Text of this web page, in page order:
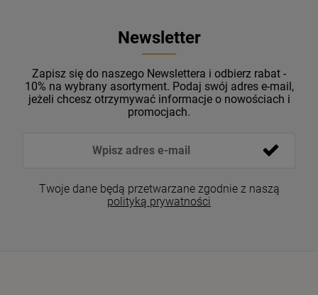
Newsletter
Zapisz się do naszego Newslettera i odbierz rabat -
10% na wybrany asortyment. Podaj swój adres e-mail,
jeżeli chcesz otrzymywać informacje o nowościach i
promocjach.
Twoje dane będą przetwarzane zgodnie z naszą
polityką prywatności